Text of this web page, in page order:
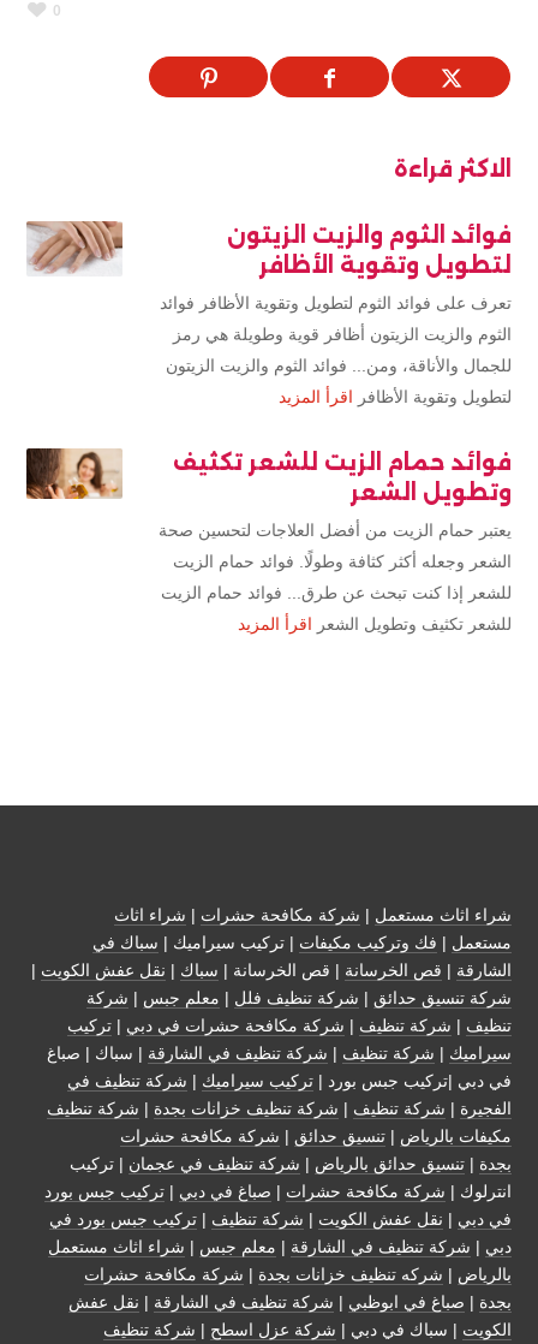
0
الاكثر قراءة
فوائد الثوم والزيت الزيتون
لتطويل وتقوية الأظافر
تعرف على فوائد الثوم لتطويل وتقوية الأظافر فوائد
الثوم والزيت الزيتون أظافر قوية وطويلة هي رمز
للجمال والأناقة، ومن... فوائد الثوم والزيت الزيتون
لتطويل وتقوية الأظافر اقرأ المزيد
فوائد حمام الزيت للشعر تكثيف
وتطويل الشعر
يعتبر حمام الزيت من أفضل العلاجات لتحسين صحة
الشعر وجعله أكثر كثافة وطولًا. فوائد حمام الزيت
للشعر إذا كنت تبحث عن طرق... فوائد حمام الزيت
للشعر تكثيف وتطويل الشعر اقرأ المزيد
شراء اثاث مستعمل | شركة مكافحة حشرات | شراء اثاث
مستعمل | فك وتركيب مكيفات | تركيب سيراميك | سباك في
الشارقة | قص الخرسانة | قص الخرسانة | سباك | نقل عفش الكويت |
شركة تنسيق حدائق | شركة تنظيف فلل | معلم جبس | شركة
تنظيف | شركة تنظيف | شركة مكافحة حشرات في دبي | تركيب
سيراميك | شركة تنظيف | شركة تنظيف في الشارقة | سباك | صباغ
في دبي |تركيب جبس بورد | تركيب سيراميك | شركة تنظيف في
الفجيرة | شركة تنظيف | شركة تنظيف خزانات بجدة | شركة تنظيف
مكيفات بالرياض | تنسيق حدائق | شركة مكافحة حشرات
بجدة | تنسيق حدائق بالرياض | شركة تنظيف في عجمان | تركيب
انترلوك | شركة مكافحة حشرات | صباغ في دبي | تركيب جبس بورد
في دبي | نقل عفش الكويت | شركة تنظيف | تركيب جبس بورد في
دبي | شركة تنظيف في الشارقة | معلم جبس | شراء اثاث مستعمل
بالرياض | شركه تنظيف خزانات بجدة | شركة مكافحة حشرات
بجدة | صباغ في ابوظبي | شركة تنظيف في الشارقة | نقل عفش
الكويت | سباك في دبي | شركة عزل اسطح | شركة تنظيف